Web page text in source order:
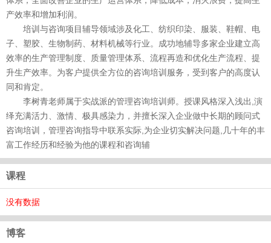
产效率和增加利润。
培训与咨询项目辅导领域涉及化工、纺织印染、服装、鞋帽、电
子、塑胶、生物制药、材料机械等行业。成功地辅导多家企业建立高
效率的生产管理制度、质量管理体系、流程再造和优化生产流程、提
升生产效率。为客户提供全方位的咨询培训服务，受到客户的高度认
同和肯定。
李树青老师属于实战派的管理咨询培训师。授课风格深入浅出,演
绎充满活力、激情、极具感染力，并擅长深入企业做中长期的顾问式
咨询培训，管理咨询指导中联系实际,为企业切实解决问题,几十年的丰
富工作经历和经验为他的课程和咨询辅
课程
没有数据
博客